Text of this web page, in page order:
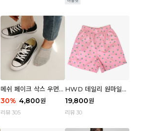
메쉬 페이크 삭스 우먼 3
P
30% 4,800원
리뷰 305
HWD 데일리 원마일
쇼츠 - 04 Aroma (우
먼)
19,800원
리뷰 30